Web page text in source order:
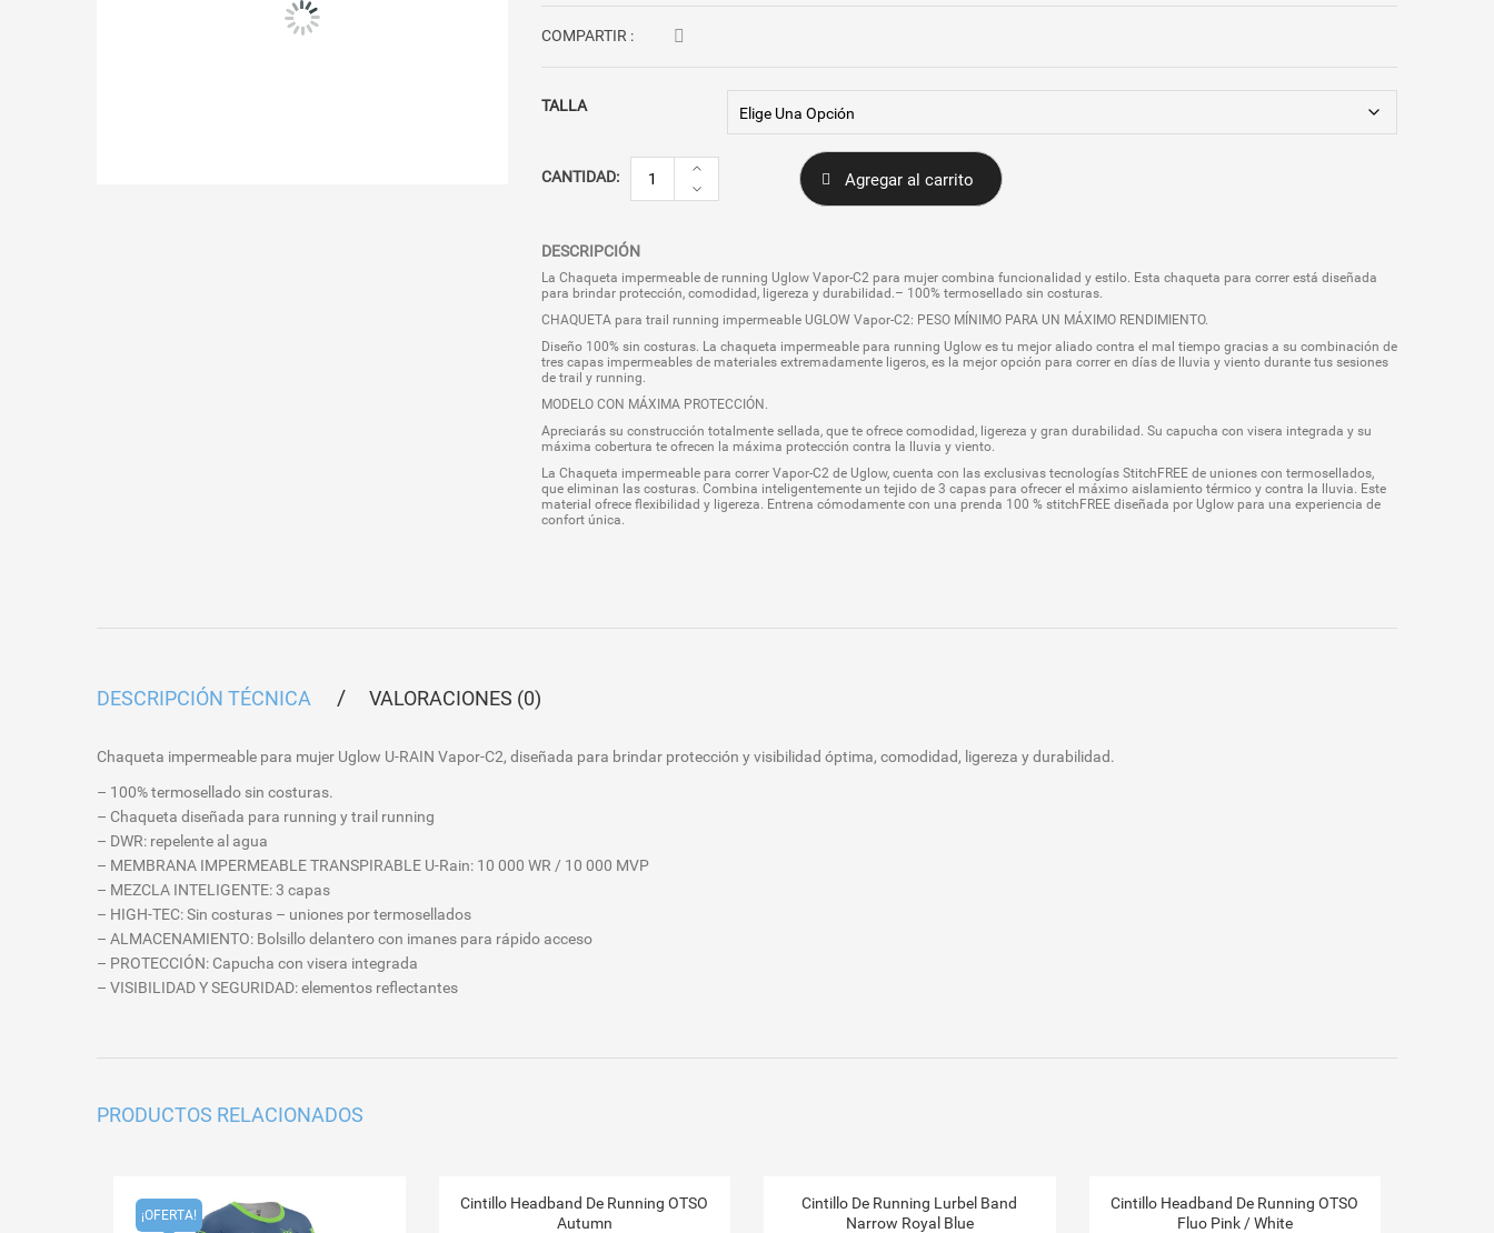
$169.990.$99.990.
COMPARTIR :
TALLA
CANTIDAD:
Chaqueta
impermeable
running
Uglow
C2
Agregar al carrito
DESCRIPCIÓN
La Chaqueta impermeable de running Uglow Vapor-C2 para mujer combina funcionalidad y estilo. Esta chaqueta para correr está diseñada
para brindar protección, comodidad, ligereza y durabilidad.– 100% termosellado sin costuras.
CHAQUETA para trail running impermeable UGLOW Vapor-C2: PESO MÍNIMO PARA UN MÁXIMO RENDIMIENTO.
Diseño 100% sin costuras. La chaqueta impermeable para running Uglow es tu mejor aliado contra el mal tiempo gracias a su combinación de
tres capas impermeables de materiales extremadamente ligeros, es la mejor opción para correr en días de lluvia y viento durante tus sesiones
de trail y running.
MODELO CON MÁXIMA PROTECCIÓN.
Apreciarás su construcción totalmente sellada, que te ofrece comodidad, ligereza y gran durabilidad. Su capucha con visera integrada y su
máxima cobertura te ofrecen la máxima protección contra la lluvia y viento.
La Chaqueta impermeable para correr Vapor-C2 de Uglow, cuenta con las exclusivas tecnologías StitchFREE de uniones con termosellados,
que eliminan las costuras. Combina inteligentemente un tejido de 3 capas para ofrecer el máximo aislamiento térmico y contra la lluvia. Este
material ofrece flexibilidad y ligereza. Entrena cómodamente con una prenda 100 % stitchFREE diseñada por Uglow para una experiencia de
confort única.
DESCRIPCIÓN TÉCNICA VALORACIONES (0)
Chaqueta impermeable para mujer Uglow U-RAIN Vapor-C2, diseñada para brindar protección y visibilidad óptima, comodidad, ligereza y durabilidad.
– 100% termosellado sin costuras.
– Chaqueta diseñada para running y trail running
– DWR: repelente al agua
– MEMBRANA IMPERMEABLE TRANSPIRABLE U-Rain: 10 000 WR / 10 000 MVP
– MEZCLA INTELIGENTE: 3 capas
– HIGH-TEC: Sin costuras – uniones por termosellados
– ALMACENAMIENTO: Bolsillo delantero con imanes para rápido acceso
– PROTECCIÓN: Capucha con visera integrada
– VISIBILIDAD Y SEGURIDAD: elementos reflectantes
PRODUCTOS RELACIONADOS
¡OFERTA!
Cintillo Headband De Running OTSO
Autumn
Cintillo De Running Lurbel Band
Narrow Royal Blue
Cintillo Headband De Running OTSO
Fluo Pink / White